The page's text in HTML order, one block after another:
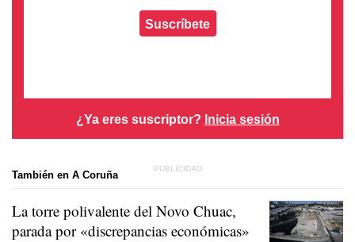
Suscríbete
¿Ya eres suscriptor? Inicia sesión
También en A Coruña
La torre polivalente del Novo Chuac,
parada por «discrepancias económicas»